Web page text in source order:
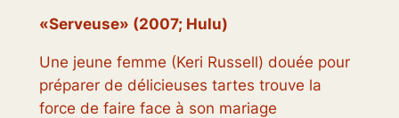
«Serveuse» (2007; Hulu)
Une jeune femme (Keri Russell) douée pour
préparer de délicieuses tartes trouve la
force de faire face à son mariage